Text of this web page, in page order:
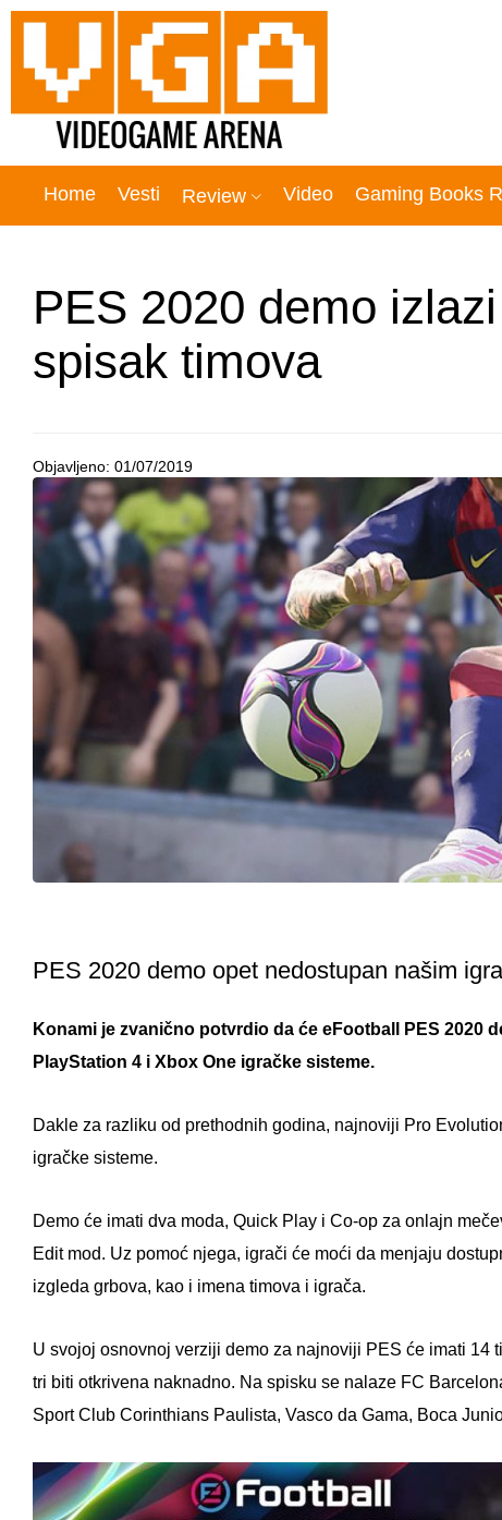
Home Vesti Review Video Gaming Books
PES 2020 demo
spisak timova
Objavljeno: 01/07/2019
PES 2020 demo opet nedostupan našim
Konami je zvanično potvrdio da će eFootball PES 2020
PlayStation 4 i Xbox One igračke sisteme.
Dakle za razliku od prethodnih godina, najnoviji Pro
igračke sisteme.
Demo će imati dva moda, Quick Play i Co-op za onlajn
Edit mod. Uz pomoć njega, igrači će moći da menjaju
izgleda grbova, kao i imena timova i igrača.
U svojoj osnovnoj verziji demo za najnoviji PES će imati 14
tri biti otkrivena naknadno. Na spisku se nalaze FC
Sport Club Corinthians Paulista, Vasco da Gama, Boca